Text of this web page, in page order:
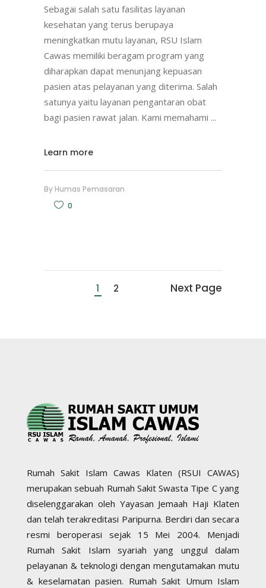
Sebagai salah satu fasilitas layanan
kesehatan yang terus berupaya
meningkatkan mutu layanan, RSU Islam
Cawas memiliki beragam program yang
diharapkan dapat menunjang kepuasan
pasien atas pelayanan yang diterima. Salah
satunya yaitu layanan pengantaran obat
bagi pasien rawat jalan. Kami memahami
Learn more
By Humas Pemasaran
0
1 2 Next Page
Rumah Sakit Islam Cawas Klaten (RSUI CAWAS)
merupakan sebuah Rumah Sakit Swasta Tipe C yang
diselenggarakan oleh Yayasan Jemaah Haji Klaten
dan telah terakreditasi Paripurna. Berdiri dan secara
resmi beroperasi sejak 15 Mei 2004. Menjadi
Rumah Sakit Islam syariah yang unggul dalam
pelayanan & teknologi dengan mengutamakan mutu
& keselamatan pasien. Rumah Sakit Umum Islam